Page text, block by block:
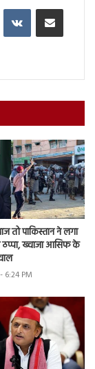
VKontakteShare via Email
तो पाकिस्तान ने लगा
ठप्पा, ख्वाजा आसिफ के
6:24 PM